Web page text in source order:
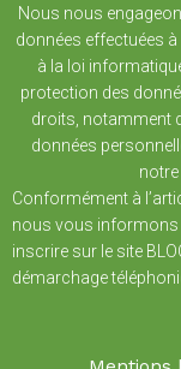
Nous nous
données effectuées
à la loi
protection des
droits, notamment
données
notre
Conformément à
nous vous informons
inscrire sur le site
démarchage